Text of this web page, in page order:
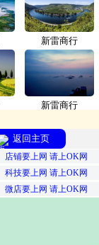
新雷商行
新雷商行
返回主页
店铺要上网 请上OK网
科技要上网 请上OK网
微店要上网 请上OK网